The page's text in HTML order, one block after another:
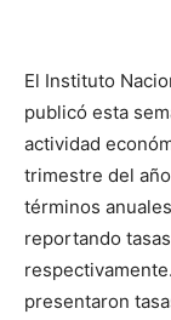
El Instituto
publicó esta
actividad
trimestre del
términos
reportando
presentaron